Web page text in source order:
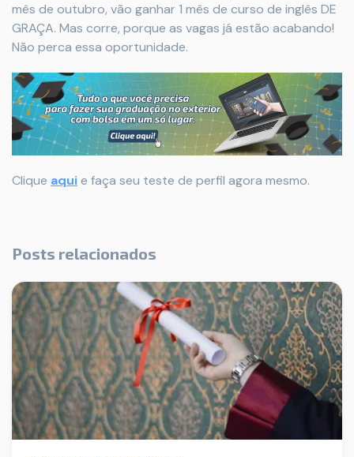
mês de outubro, vão ganhar 1 mês de curso de inglês DE
GRAÇA. Mas corre, porque as vagas já estão acabando!
Não perca essa oportunidade.
Clique aquie faça seu teste de perfil agora mesmo.
Posts relacionados